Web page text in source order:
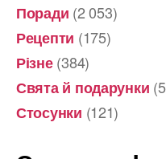
Поради (2 053)
Рецепти (175)
Різне(384)
Свята й подарунки
Стосунки (121)